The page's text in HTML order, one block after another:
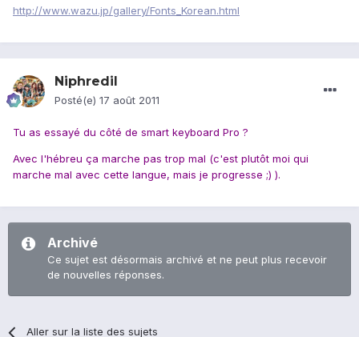
http://www.wazu.jp/gallery/Fonts_Korean.html
Niphredil
Posté(e) 17 août 2011
Tu as essayé du côté de smart keyboard Pro ?
Avec l'hébreu ça marche pas trop mal (c'est plutôt moi qui
marche mal avec cette langue, mais je progresse ;) ).
Archivé
Ce sujet est désormais archivé et ne peut plus recevoir
de nouvelles réponses.
Aller sur la liste des sujets